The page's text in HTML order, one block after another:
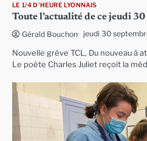
LE 1/4 D'HEURE LYONNAIS
Toute l’actualité de ce jeudi
Gérald Bouchon jeudi 30
Nouvelle grève TCL, Du nouveau à
Le poète Charles Juliet reçoit la